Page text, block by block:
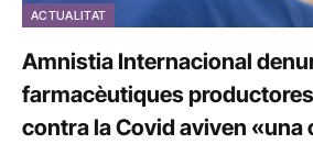
ACTUALITAT
Amnistia Internacional
farmacèutiques
contra la Covid aviven «una